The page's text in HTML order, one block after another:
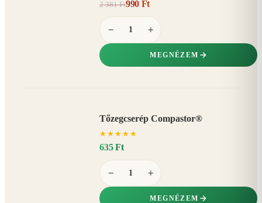
2 381 Ft990 Ft
− +
MEGNÉZEM
Tőzegcserép Compastor®
★ ★ ★ ★ ★
635 Ft
− +
MEGNÉZEM